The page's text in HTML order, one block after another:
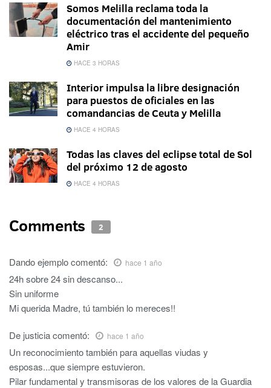
Somos Melilla reclama toda la
documentación del mantenimiento
eléctrico tras el accidente del pequeño
Amir
HACE 3 HORAS
Interior impulsa la libre designación
para puestos de oficiales en las
comandancias de Ceuta y Melilla
HACE 4 HORAS
Todas las claves del eclipse total de Sol
del próximo 12 de agosto
HACE 4 HORAS
Comments 2
Dando ejemplocomentó: hace 1 año
24h sobre 24 sin descanso...
Sin uniforme
Mi querida Madre, tú también lo mereces!!
De justiciacomentó: hace 1 año
Un reconocimiento también para aquellas viudas y
esposas...que siempre estuvieron.
Pilar fundamental y transmisoras de los valores de la Guardia